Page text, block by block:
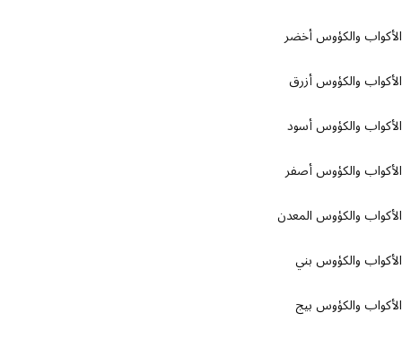
والكؤوس أخضر
والكؤوس أزرق
والكؤوس أسود
والكؤوس أصفر
والكؤوس المعدن
والكؤوس بني
والكؤوس بيج